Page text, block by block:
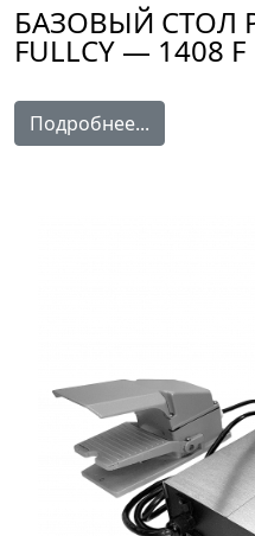
БАЗОВЫЙ СТОЛ
FULLCY — 1408 F
Подробнее...